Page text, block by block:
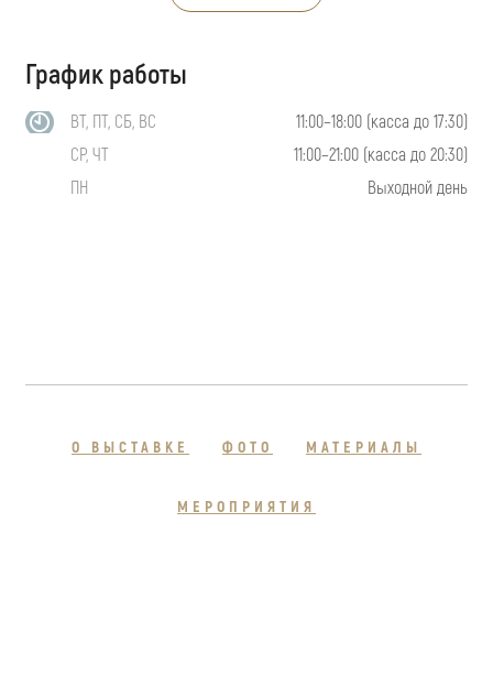
График работы
ВТ, ПТ, СБ, ВС
11:00–18:00 (касса до 17:30)
СР, ЧТ
11:00–21:00 (касса до 20:30)
ПН
Выходной день
О ВЫСТАВКЕ ФОТО МАТЕРИАЛЫ
МЕРОПРИЯТИЯ